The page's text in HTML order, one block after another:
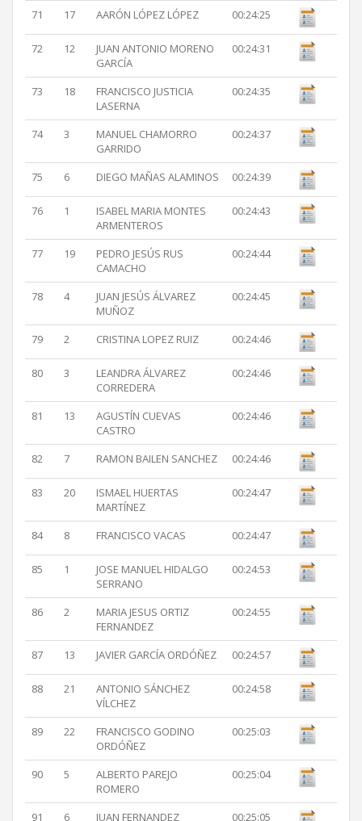
71 17 AARÓN LÓPEZ LÓPEZ 00:24:25
72 12
JUAN ANTONIO MORENO
GARCÍA
00:24:31
73 18
FRANCISCO JUSTICIA
LASERNA
00:24:35
74 3
MANUEL CHAMORRO
GARRIDO
00:24:37
75 6 DIEGO MAÑAS ALAMINOS 00:24:39
76 1
ISABEL MARIA MONTES
ARMENTEROS
00:24:43
77 19
PEDRO JESÚS RUS
CAMACHO
00:24:44
78 4
JUAN JESÚS ÁLVAREZ
MUÑOZ
00:24:45
79 2 CRISTINA LOPEZ RUIZ 00:24:46
80 3
LEANDRA ÁLVAREZ
CORREDERA
00:24:46
81 13
AGUSTÍN CUEVAS
CASTRO
00:24:46
82 7 RAMON BAILEN SANCHEZ 00:24:46
83 20
ISMAEL HUERTAS
MARTÍNEZ
00:24:47
84 8 FRANCISCO VACAS 00:24:47
85 1
JOSE MANUEL HIDALGO
SERRANO
00:24:53
86 2
MARIA JESUS ORTIZ
FERNANDEZ
00:24:55
87 13 JAVIER GARCÍA ORDÓÑEZ 00:24:57
88 21
ANTONIO SÁNCHEZ
VÍLCHEZ
00:24:58
89 22
FRANCISCO GODINO
ORDÓÑEZ
00:25:03
90 5
ALBERTO PAREJO
ROMERO
00:25:04
91 6 JUAN FERNANDEZ 00:25:05